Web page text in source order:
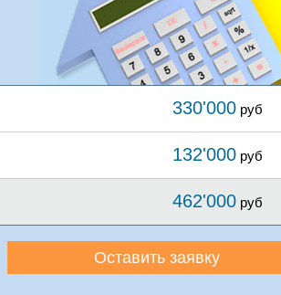
330'000 руб
132'000 руб
462'000 руб
Оставить заявку